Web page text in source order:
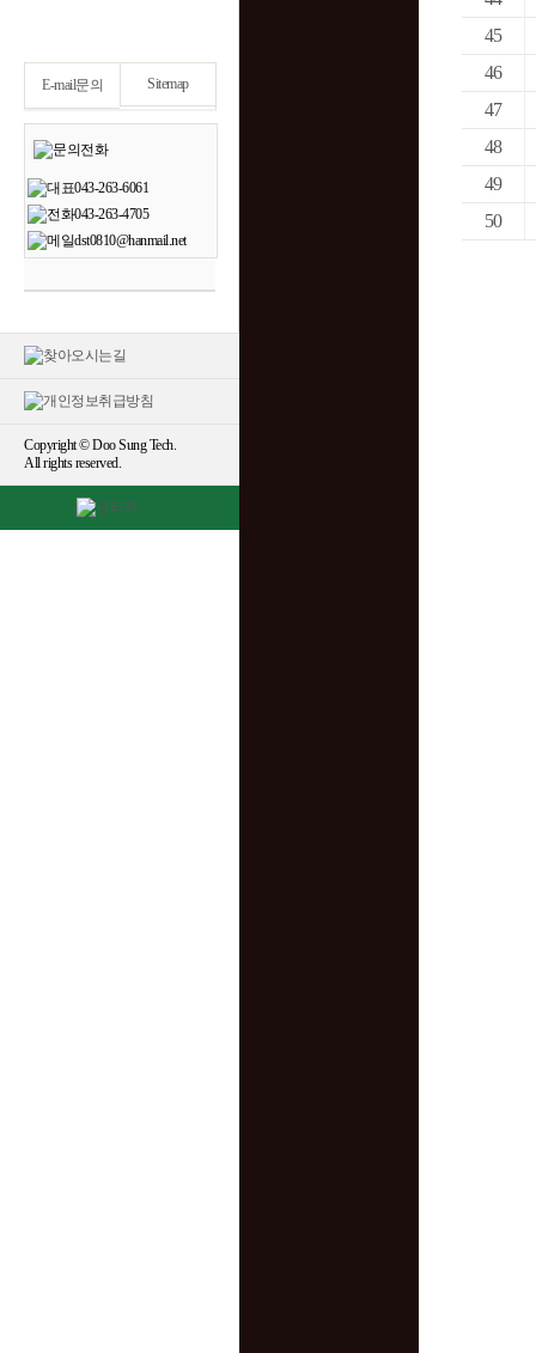
E-mail문의 Sitemap
Copyright © Doo Sung Tech.
All rights reserved.
45
46
47
48
49
50